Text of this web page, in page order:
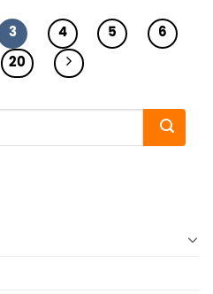
3 4 5 6
20